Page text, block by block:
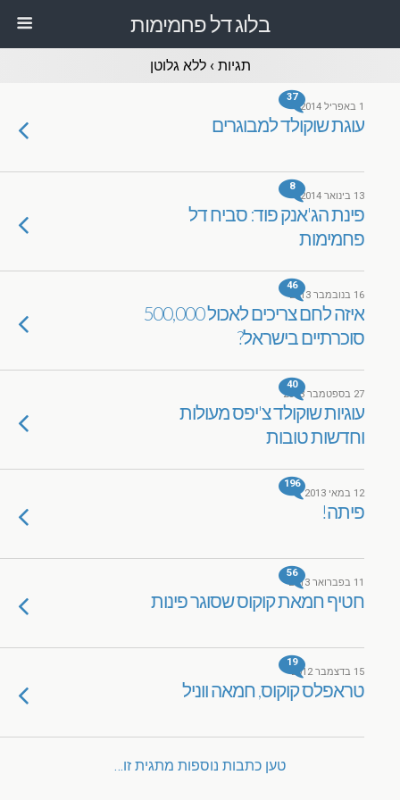
בלוג דל פחמימות
תגיות › ללא גלוטן
37
1 באפריל 2014
עוגת שוקולד למבוגרים
8
13 בינואר 2014
פינת הג'אנק פוד: סביח דל
פחמימות
46
16 בנובמבר 2013
איזה לחם צריכים לאכול 500,000
סוכרתיים בישראל?
40
27 בספטמבר 2013
עוגיות שוקולד צ'יפס מעולות
וחדשות טובות
196
12 במאי 2013
פיתה!
56
11 בפברואר 2013
חטיף חמאת קוקוס שסוגר פינות
19
15 בדצמבר 2012
טראפלס קוקוס, חמאה ווניל
טען כתבות נוספות מתגית זו…